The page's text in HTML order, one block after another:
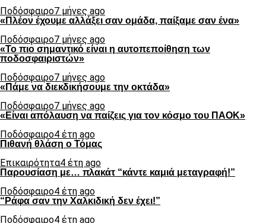
Ποδόσφαιρο7 μήνες ago
«Πλέον έχουμε αλλάξει σαν ομάδα, παίξαμε σαν ένα»
Ποδόσφαιρο7 μήνες ago
«Το πιο σημαντικό είναι η αυτοπεποίθηση των
ποδοσφαιριστών»
Ποδόσφαιρο7 μήνες ago
«Πάμε να διεκδικήσουμε την οκτάδα»
Ποδόσφαιρο7 μήνες ago
«Είναι απόλαυση να παίζεις για τον κόσμο του ΠΑΟΚ»
Ποδόσφαιρο4 έτη ago
Πιθανή θλάση ο Τόμας
Επικαιρότητα4 έτη ago
Παρουσίαση με… πλακάτ “κάντε καμιά μεταγραφή!”
Ποδόσφαιρο4 έτη ago
“Ράφα σαν την Χαλκιδική δεν έχει!”
Ποδόσφαιρο4 έτη ago